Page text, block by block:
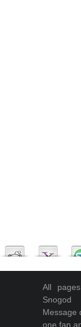
All
Snogod
Message
one fan